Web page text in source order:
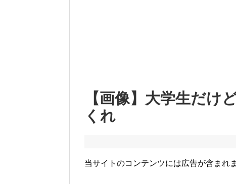
【画像】大学生だけ
くれ
当サイトのコンテンツには広告が含まれま